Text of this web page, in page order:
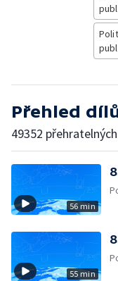
Přehled
49352 přehratelných
56 min
55 min